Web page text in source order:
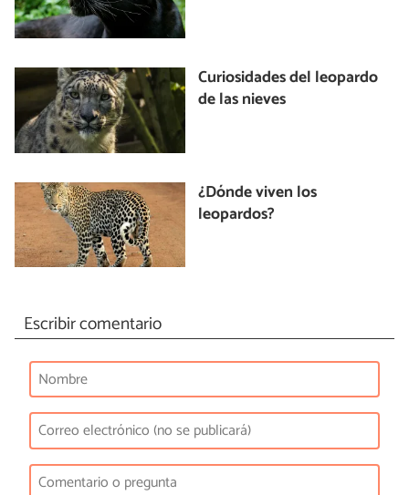
Curiosidades del leopardo
de las nieves
¿Dónde viven los
leopardos?
Escribir comentario